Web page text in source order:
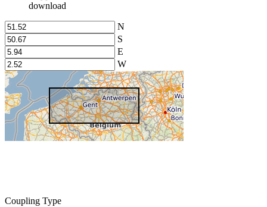
download
N
S
E
W
Coupling Type